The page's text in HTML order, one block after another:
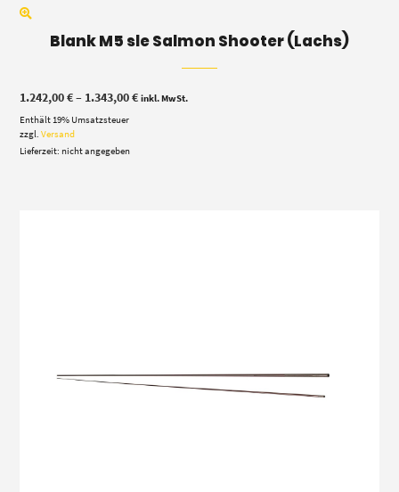
Blank M5 sle Salmon Shooter (Lachs)
1.242,00€– 1.343,00€Preisspanne:
inkl. MwSt.
Enthält 19% Umsatzsteuer
zzgl.Versand
Lieferzeit: nicht angegeben